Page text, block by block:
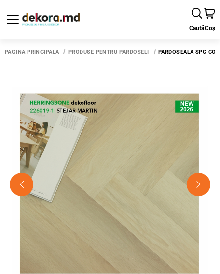
CautăCoș
PAGINA PRINCIPALĂ PRODUSE PENTRU PARDOSELI PARDOSEALA SPC